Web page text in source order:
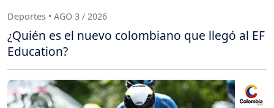
Deportes • AGO 3 / 2026
¿Quién es el nuevo colombiano que llegó al EF
Education?